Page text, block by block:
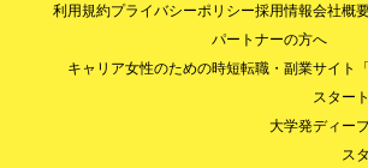
利用規約プライバシーポリシー採用情報会社概
パートナーの方へ
キャリア女性のための時短転職・副業サイト
スター
大学発ディー
ス